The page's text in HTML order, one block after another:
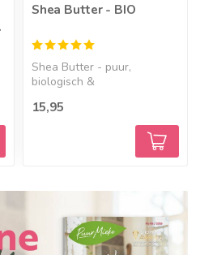
Shea Butter - BIO
Shea Butter - puur,
biologisch &
15,95